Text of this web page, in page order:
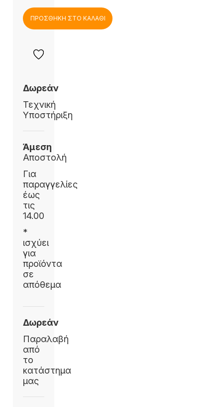
ΠΡΟΣΘΗΚΗ ΣΤΟ ΚΑΛΑΘΙ
Δωρεάν
Τεχνική
Υποστήριξη
Άμεση
Αποστολή
Για
παραγγελίες
έως
τις
14.00
*
ισχύει
για
προϊόντα
σε
απόθεμα
Δωρεάν
Παραλαβή
από
το
κατάστημα
μας